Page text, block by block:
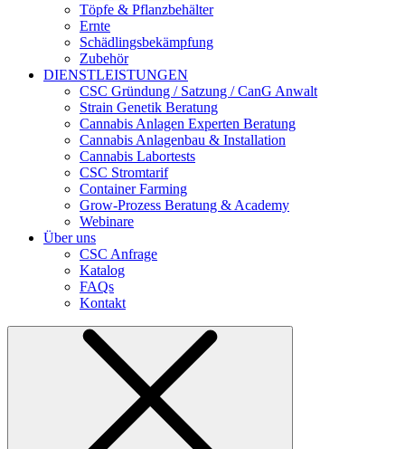
Töpfe & Pflanzbehälter
Ernte
Schädlingsbekämpfung
Zubehör
DIENSTLEISTUNGEN
CSC Gründung / Satzung / CanG Anwalt
Strain Genetik Beratung
Cannabis Anlagen Experten Beratung
Cannabis Anlagenbau & Installation
Cannabis Labortests
CSC Stromtarif
Container Farming
Grow-Prozess Beratung & Academy
Webinare
Über uns
CSC Anfrage
Katalog
FAQs
Kontakt